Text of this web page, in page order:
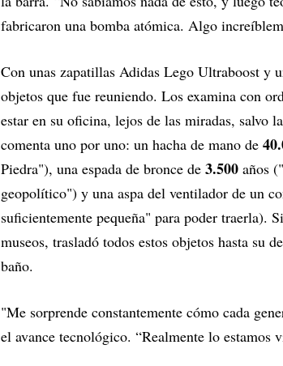
fabricaron una bomba atómica. Algo
Con unas zapatillas Adidas Lego Ultraboost y
objetos que fue reuniendo. Los examina con
estar en su oficina, lejos de las miradas, salvo
comenta uno por uno: un hacha de mano de
Piedra"), una espada de bronce de 3.500 años
geopolítico") y una aspa del ventilador de un
suficientemente pequeña" para poder traerla).
museos, trasladó todos estos objetos hasta su
baño.
"Me sorprende constantemente cómo cada
el avance tecnológico. “Realmente lo estamos